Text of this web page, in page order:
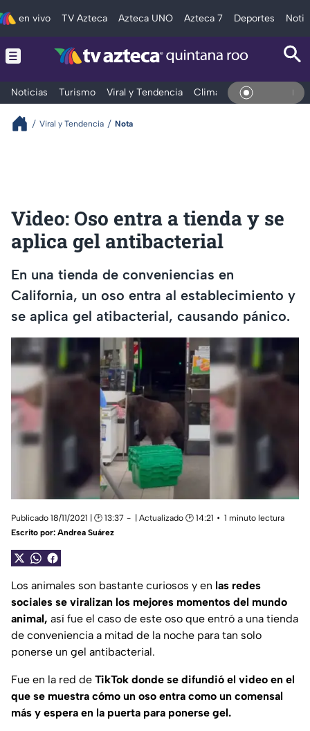
en vivo TV Azteca Azteca UNO Azteca 7 Deportes
Noticias Turismo Viral y Tendencia Clima Tráfico En Vivo
Viral y Tendencia Nota
Video: Oso entra a tienda y se
aplica gel antibacterial
En una tienda de conveniencias en
California, un oso entra al establecimiento y
se aplica gel atibacterial, causando pánico.
Publicado 18/11/2021 | 🕑 13:37 | Actualizado 🕑 14:21
1 minuto lectura
Escrito por: Andrea Suárez
Los animales son bastante curiosos y en las redes
sociales se viralizan los mejores momentos del mundo
animal, así fue el caso de este oso que entró a una tienda
de conveniencia a mitad de la noche para tan solo
ponerse un gel antibacterial.
Fue en la red de TikTok donde se difundió el video en el
que se muestra cómo un oso entra como un comensal
más y espera en la puerta para ponerse gel.